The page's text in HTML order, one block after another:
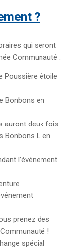
?
qui seront
Communauté :
Poussière étoile
Bonbons en
auront deux fois
Bonbons L en
l’événement
prenez des
!
spécial